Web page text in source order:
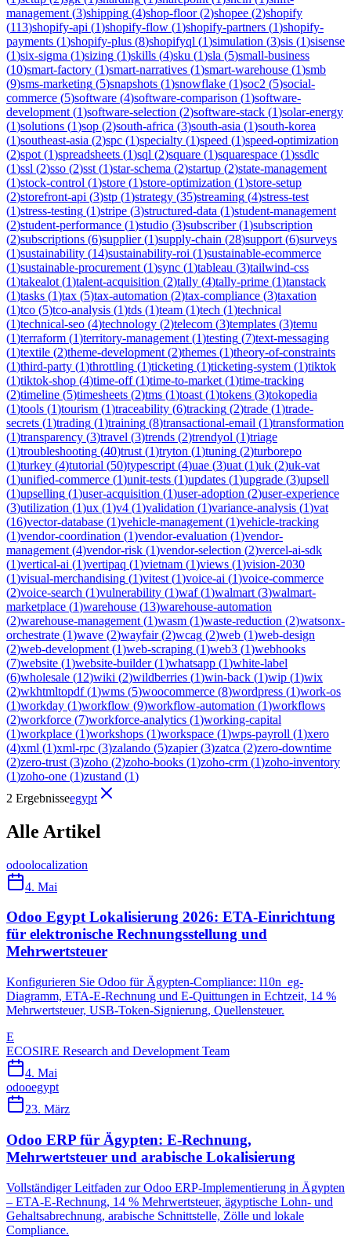
management (3)shipping (4)shop-floor(2)shopee (2)shopify
(113)shopify-api (1)shopify-flow (1)shopify-partners (1)shopify-
payments (1)shopify-plus (8)shopifyql (1)simulation (3)sis (1)sisense
(1)six-sigma (1)sizing (1)skills (4)sku (1)sla (5)small-business
(10)smart-factory (1)smart-narratives (1)smart-warehouse (1)smb
(9)sms-marketing (5)snapshots (1)snowflake (1)soc2 (5)social-
commerce (5)software (4)software-comparison (1)software-
development (1)software-selection (2)software-stack (1)solar-energy
(1)solutions (1)sop (2)south-africa (3)south-asia (1)south-korea
(1)southeast-asia (2)spc (1)specialty (1)speed (1)speed-optimization
(2)spot (1)spreadsheets (1)sql (2)square (1)squarespace (1)ssdlc
(1)ssl (2)sso (2)sst (1)star-schema (2)startup (2)state-management
(1)stock-control (1)store (1)store-optimization (1)store-setup
(2)storefront-api (3)stp (1)strategy (35)streaming (4)stress-test
(1)stress-testing (1)stripe (3)structured-data (1)student-management
(2)student-performance (1)studio (3)subscriber(1)subscription
(2)subscriptions (6)supplier(1)supply-chain (28)support (6)surveys
(1)sustainability (14)sustainability-roi (1)sustainable-ecommerce
(1)sustainable-procurement (1)sync (1)tableau (3)tailwind-css
(1)takealot (1)talent-acquisition (2)tally (4)tally-prime (1)tanstack
(1)tasks (1)tax (5)tax-automation (2)tax-compliance (3)taxation
(1)tco (5)tco-analysis (1)tds (1)team (1)tech (1)technical
(1)technical-seo (4)technology (2)telecom (3)templates (3)temu
(1)terraform (1)territory-management (1)testing (7)text-messaging
(1)textile (2)theme-development (2)themes (1)theory-of-constraints
(1)third-party (1)throttling (1)ticketing (1)ticketing-system (1)tiktok
(1)tiktok-shop (4)time-off(1)time-to-market (1)time-tracking
(2)timeline (5)timesheets (2)tms (1)toast (1)tokens (3)tokopedia
(1)tools (1)tourism (1)traceability (6)tracking (2)trade (1)trade-
secrets (1)trading (1)training (8)transactional-email (1)transformation
(1)transparency (3)travel (3)trends (2)trendyol (1)triage
(1)troubleshooting (40)trust (1)tryton (1)tuning (2)turborepo
(1)turkey (4)tutorial (50)typescript (4)uae (3)uat (1)uk (2)uk-vat
(1)unified-commerce (1)unit-tests (1)updates (1)upgrade (3)upsell
(1)upselling (1)user-acquisition (1)user-adoption (2)user-experience
(3)utilization (1)ux (1)v4 (1)validation (1)variance-analysis (1)vat
(16)vector-database (1)vehicle-management (1)vehicle-tracking
(1)vendor-coordination (1)vendor-evaluation (1)vendor-
management (4)vendor-risk (1)vendor-selection (2)vercel-ai-sdk
(1)vertical-ai (1)vertipaq (1)vietnam (1)views (1)vision-2030
(1)visual-merchandising (1)vitest (1)voice-ai (1)voice-commerce
(2)voice-search (1)vulnerability (1)waf(1)walmart (3)walmart-
marketplace (1)warehouse (13)warehouse-automation
(2)warehouse-management (1)wasm (1)waste-reduction (2)watsonx-
orchestrate (1)wave (2)wayfair(2)wcag (2)web (1)web-design
(2)web-development (1)web-scraping (1)web3 (1)webhooks
(7)website (1)website-builder(1)whatsapp (1)white-label
(6)wholesale (12)wiki (2)wildberries (1)win-back (1)wip (1)wix
(2)wkhtmltopdf(1)wms (5)woocommerce (8)wordpress (1)work-os
(1)workday (1)workflow (9)workflow-automation (1)workflows
(2)workforce (7)workforce-analytics (1)working-capital
(1)workplace (1)workshops (1)workspace (1)wps-payroll (1)xero
(4)xml (1)xml-rpc (3)zalando (5)zapier(3)zatca (2)zero-downtime
(2)zero-trust (3)zoho (2)zoho-books (1)zoho-crm (1)zoho-inventory
(1)zoho-one (1)zustand (1)
2 Ergebnisseegypt
Alle Artikel
odoolocalization
4. Mai
Odoo Egypt Lokalisierung 2026: ETA-Einrichtung
für elektronische Rechnungsstellung und
Mehrwertsteuer
Konfigurieren Sie Odoo für Ägypten-Compliance: l10n_eg-
Diagramm, ETA-E-Rechnung und E-Quittungen in Echtzeit, 14 %
Mehrwertsteuer, USB-Token-Signierung, Quellensteuer.
E
ECOSIRE Research and Development Team
4. Mai
odooegypt
23. März
Odoo ERP für Ägypten: E-Rechnung,
Mehrwertsteuer und arabische Lokalisierung
Vollständiger Leitfaden zur Odoo ERP-Implementierung in Ägypten
– ETA-E-Rechnung, 14 % Mehrwertsteuer, ägyptische Lohn- und
Gehaltsabrechnung, arabische Schnittstelle, Zölle und lokale
Compliance.